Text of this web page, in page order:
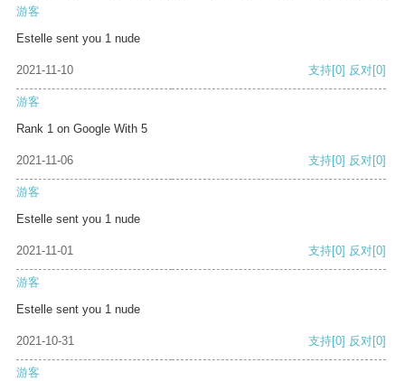
游客
Estelle sent you 1 nude
2021-11-10 支持[0] 反对[0]
游客
Rank 1 on Google With 5
2021-11-06 支持[0] 反对[0]
游客
Estelle sent you 1 nude
2021-11-01 支持[0] 反对[0]
游客
Estelle sent you 1 nude
2021-10-31 支持[0] 反对[0]
游客